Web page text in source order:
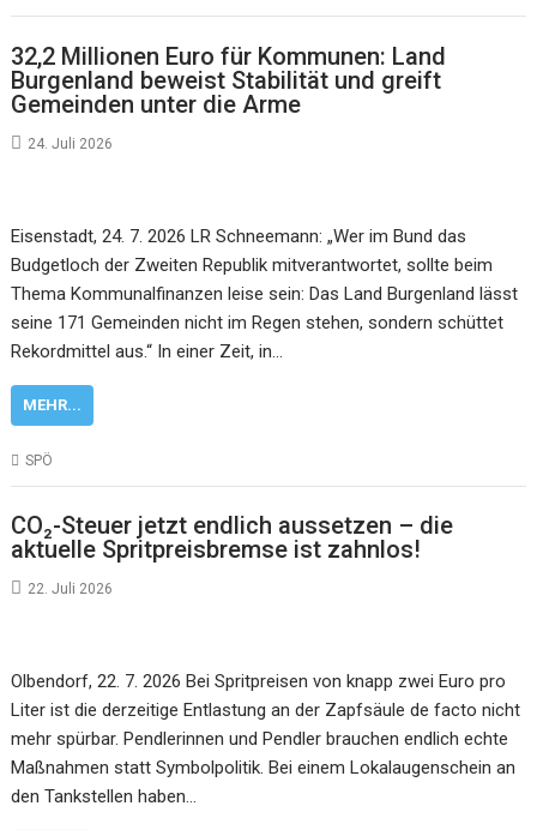
32,2 Millionen Euro für Kommunen: Land
Burgenland beweist Stabilität und greift
Gemeinden unter die Arme
24. Juli 2026
Eisenstadt, 24. 7. 2026 LR Schneemann: „Wer im Bund das
Budgetloch der Zweiten Republik mitverantwortet, sollte beim
Thema Kommunalfinanzen leise sein: Das Land Burgenland lässt
seine 171 Gemeinden nicht im Regen stehen, sondern schüttet
Rekordmittel aus.“ In einer Zeit, in…
MEHR...
SPÖ
CO₂-Steuer jetzt endlich aussetzen – die
aktuelle Spritpreisbremse ist zahnlos!
22. Juli 2026
Olbendorf, 22. 7. 2026 Bei Spritpreisen von knapp zwei Euro pro
Liter ist die derzeitige Entlastung an der Zapfsäule de facto nicht
mehr spürbar. Pendlerinnen und Pendler brauchen endlich echte
Maßnahmen statt Symbolpolitik. Bei einem Lokalaugenschein an
den Tankstellen haben…